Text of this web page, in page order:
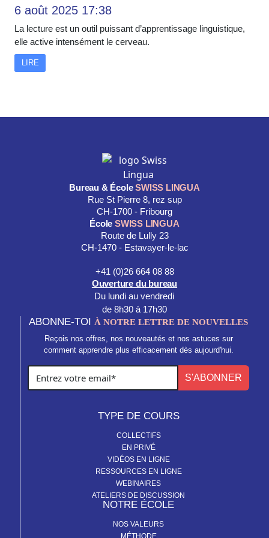
6 août 2025 17:38
La lecture est un outil puissant d’apprentissage linguistique,
elle active intensément le cerveau.
LIRE
Bureau & ÉcoleSWISS LINGUA
Rue St Pierre 8, rez sup
CH-1700 - Fribourg
ÉcoleSWISS LINGUA
Route de Lully 23
CH-1470 - Estavayer-le-lac
+41 (0)26 664 08 88
Ouverture du bureau
Du lundi au vendredi
de 8h30 à 17h30
ABONNE-TOI À NOTRE LETTRE DE NOUVELLES
Reçois nos offres, nos nouveautés et nos astuces sur
comment apprendre plus efficacement dès aujourd'hui.
S'ABONNER
TYPE DE COURS
COLLECTIFS
EN PRIVÉ
VIDÉOS EN LIGNE
RESSOURCES EN LIGNE
WEBINAIRES
ATELIERS DE DISCUSSION
NOTRE ÉCOLE
NOS VALEURS
MÉTHODE